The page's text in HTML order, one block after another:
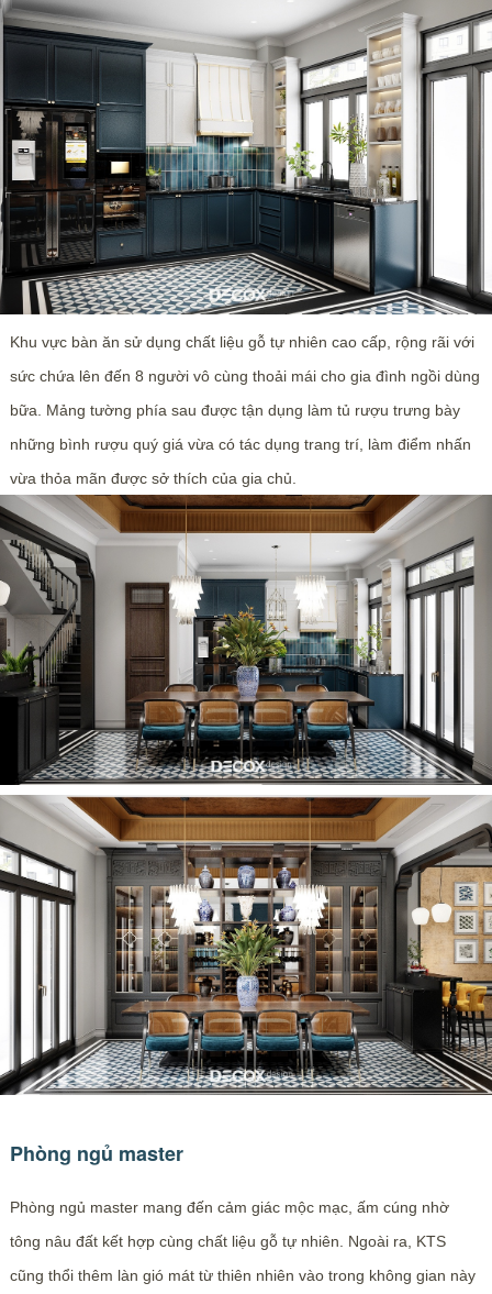
Khu vực bàn ăn sử dụng chất liệu gỗ tự nhiên cao cấp, rộng rãi với
sức chứa lên đến 8 người vô cùng thoải mái cho gia đình ngồi dùng
bữa. Mảng tường phía sau được tận dụng làm tủ rượu trưng bày
những bình rượu quý giá vừa có tác dụng trang trí, làm điểm nhấn
vừa thỏa mãn được sở thích của gia chủ.
Phòng ngủ master
Phòng ngủ master mang đến cảm giác mộc mạc, ấm cúng nhờ
tông nâu đất kết hợp cùng chất liệu gỗ tự nhiên. Ngoài ra, KTS
cũng thổi thêm làn gió mát từ thiên nhiên vào trong không gian này